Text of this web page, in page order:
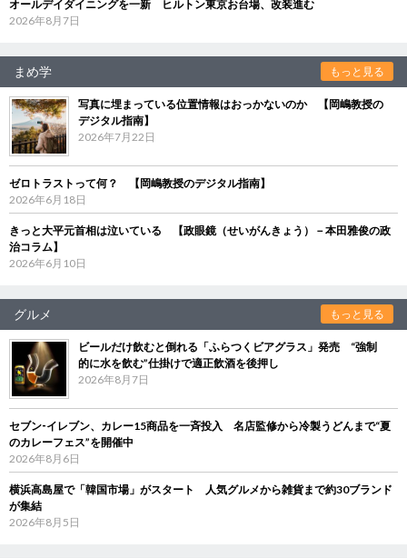
オールデイダイニングを一新 ヒルトン東京お台場、改装進む
2026年8月7日
まめ学 もっと見る
写真に埋まっている位置情報はおっかないのか 【岡嶋教授の
デジタル指南】
2026年7月22日
ゼロトラストって何？ 【岡嶋教授のデジタル指南】
2026年6月18日
きっと大平元首相は泣いている 【政眼鏡（せいがんきょう）－本田雅俊の政
治コラム】
2026年6月10日
グルメ もっと見る
ビールだけ飲むと倒れる「ふらつくビアグラス」発売 “強制
的に水を飲む”仕掛けで適正飲酒を後押し
2026年8月7日
セブン‐イレブン、カレー15商品を一斉投入 名店監修から冷製うどんまで“夏
のカレーフェス”を開催中
2026年8月6日
横浜高島屋で「韓国市場」がスタート 人気グルメから雑貨まで約30ブランド
が集結
2026年8月5日